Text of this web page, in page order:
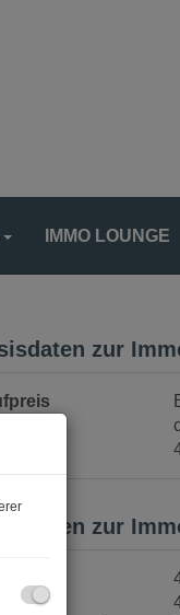
IMMO LOUNGE
zur
zur